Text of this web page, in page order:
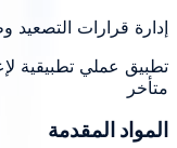
إدارة قرارات التصعيد
تطبيق عملي تطبيقية
متأخر
المواد المقدمة